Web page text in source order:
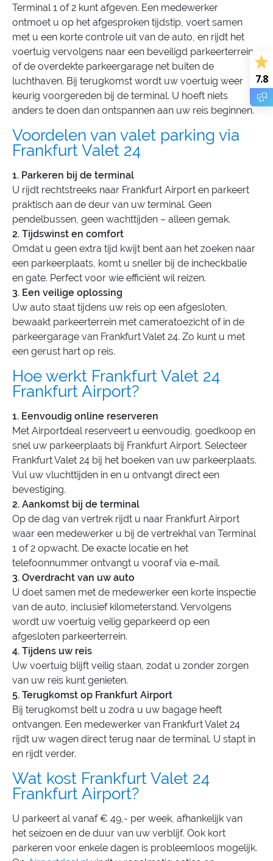
Terminal 1 of 2 kunt afgeven. Een medewerker
ontmoet u op het afgesproken tijdstip, voert samen
met u een korte controle uit van de auto, en rijdt het
voertuig vervolgens naar een beveiligd parkeerterrein
of de overdekte parkeergarage net buiten de
luchthaven. Bij terugkomst wordt uw voertuig weer
keurig voorgereden bij de terminal. U hoeft niets
anders te doen dan ontspannen aan uw reis beginnen.
Voordelen van valet parking via
Frankfurt Valet 24
1. Parkeren bij de terminal
U rijdt rechtstreeks naar Frankfurt Airport en parkeert
praktisch aan de deur van uw terminal. Geen
pendelbussen, geen wachttijden – alleen gemak.
2. Tijdswinst en comfort
Omdat u geen extra tijd kwijt bent aan het zoeken naar
een parkeerplaats, komt u sneller bij de incheckbalie
en gate. Perfect voor wie efficiënt wil reizen.
3. Een veilige oplossing
Uw auto staat tijdens uw reis op een afgesloten,
bewaakt parkeerterrein met cameratoezicht of in de
parkeergarage van Frankfurt Valet 24. Zo kunt u met
een gerust hart op reis.
Hoe werkt Frankfurt Valet 24
Frankfurt Airport?
1. Eenvoudig online reserveren
Met Airportdeal reserveert u eenvoudig, goedkoop en
snel uw parkeerplaats bij Frankfurt Airport. Selecteer
Frankfurt Valet 24 bij het boeken van uw parkeerplaats.
Vul uw vluchttijden in en u ontvangt direct een
bevestiging.
2. Aankomst bij de terminal
Op de dag van vertrek rijdt u naar Frankfurt Airport
waar een medewerker u bij de vertrekhal van Terminal
1 of 2 opwacht. De exacte locatie en het
telefoonnummer ontvangt u vooraf via e-mail.
3. Overdracht van uw auto
U doet samen met de medewerker een korte inspectie
van de auto, inclusief kilometerstand. Vervolgens
wordt uw voertuig veilig geparkeerd op een
afgesloten parkeerterrein.
4. Tijdens uw reis
Uw voertuig blijft veilig staan, zodat u zonder zorgen
van uw reis kunt genieten.
5. Terugkomst op Frankfurt Airport
Bij terugkomst belt u zodra u uw bagage heeft
ontvangen. Een medewerker van Frankfurt Valet 24
rijdt uw wagen direct terug naar de terminal. U stapt in
en rijdt verder.
Wat kost Frankfurt Valet 24
Frankfurt Airport?
U parkeert al vanaf € 49,- per week, afhankelijk van
het seizoen en de duur van uw verblijf. Ook kort
parkeren voor enkele dagen is probleemloos mogelijk.
7.8